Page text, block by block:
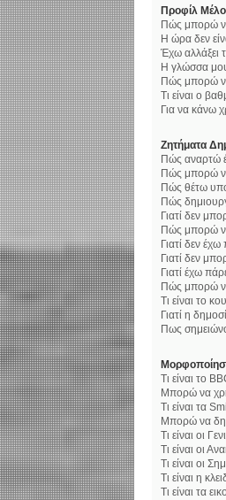
Προφίλ
Πώς μπορώ
Η ώρα δεν
Έχω αλλάξει
Η γλώσσα
Πώς μπορώ
Τι είναι ο
Για να κάνω
Ζητήματα
Πώς αναρτώ
Πώς μπορώ
Πώς θέτω
Πώς
Γιατί δεν
Πώς μπορώ
Γιατί δεν
Γιατί δεν
Γιατί έχω
Πώς μπορώ
Τι είναι το
Γιατί η
Πως
Τι είναι το
Μπορώ να
Τι είναι τα
Μπορώ να
Τι είναι οι
Τι είναι οι
Τι είναι οι
Τι είναι η
Τι είναι τα